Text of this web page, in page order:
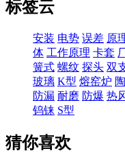
标签云
安装 电势 误差 原
体 工作原理 卡套
簧式 螺纹 探头 双
玻璃 K型 熔窑炉
防漏 耐磨 防爆 热
钨铼 S型
猜你喜欢